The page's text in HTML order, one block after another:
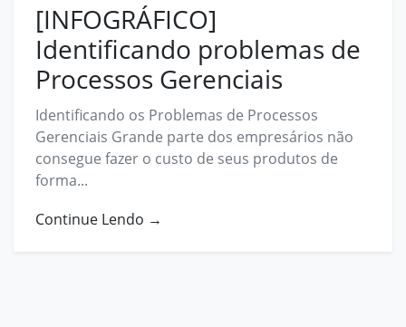
[INFOGRÁFICO]
Identificando problemas de
Processos Gerenciais
Identificando os Problemas de Processos
Gerenciais Grande parte dos empresários não
consegue fazer o custo de seus produtos de
forma...
Continue Lendo →